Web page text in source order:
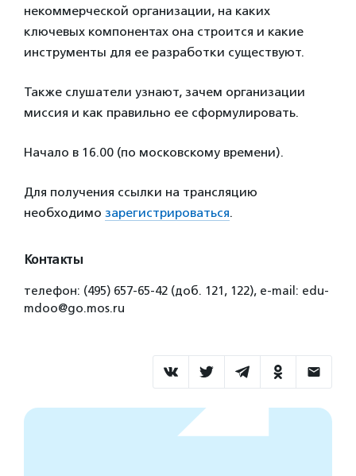
некоммерческой организации, на каких
ключевых компонентах она строится и какие
инструменты для ее разработки существуют.
Также слушатели узнают, зачем организации
миссия и как правильно ее сформулировать.
Начало в 16.00 (по московскому времени).
Для получения ссылки на трансляцию
необходимо зарегистрироваться.
Контакты
телефон: (495) 657-65-42 (доб. 121, 122), e-mail: edu-
mdoo@go.mos.ru